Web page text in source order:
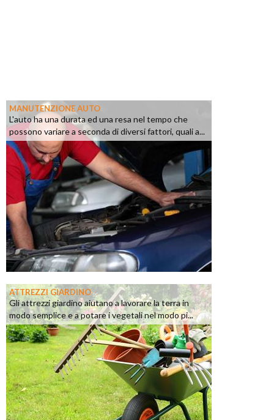
MANUTENZIONE AUTO
L'auto ha una durata ed una resa nel tempo che
possono variare a seconda di diversi fattori, quali a...
ATTREZZI GIARDINO
Gli attrezzi giardino aiutano a lavorare la terra in
modo semplice e a potare i vegetali nel modo pi...